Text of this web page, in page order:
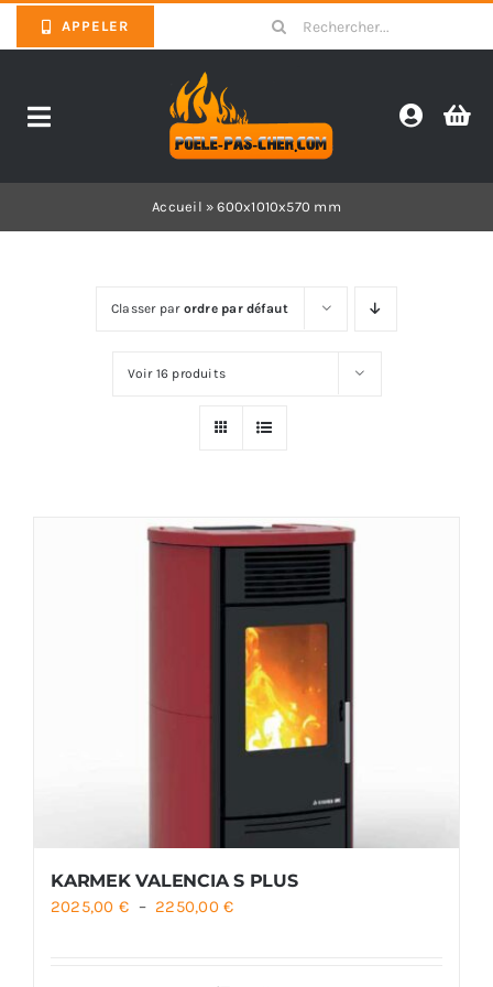
to
APPELER
Search
for:
Toggle
Accueil »600x1010x570 mm
Classer par ordre par défaut
Voir 16 produits
KARMEK VALENCIA S PLUS
2025,00 € – 2250,00€Plage